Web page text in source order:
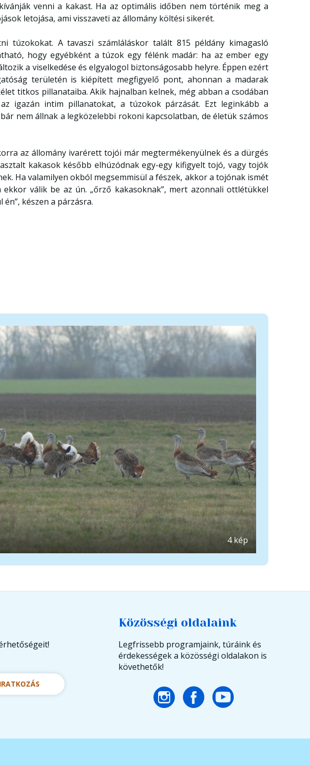
venni a kakast. Ha az optimális időben nem történik meg a
letojása, ami visszaveti az állomány költési sikerét.
túzokokat. A tavaszi számláláskor talált 815 példány kimagasló
hogy egyébként a túzok egy félénk madár: ha az ember egy
a viselkedése és elgyalogol biztonságosabb helyre. Éppen ezért
területén is kiépített megfigyelő pont, ahonnan a madarak
titkos pillanataiba. Akik hajnalban kelnek, még abban a csodában
igazán intim pillanatokat, a túzokok párzását. Ezt leginkább a
nem állnak a legközelebbi rokoni kapcsolatban, de életük számos
az állomány ivarérett tojói már megtermékenyülnek és a dürgés
kakasok később elhúzódnak egy-egy kifigyelt tojó, vagy tojók
Ha valamilyen okból megsemmisül a fészek, akkor a tojónak ismét
válik be az ún. „őrző kakasoknak”, mert azonnali ottlétükkel
készen a párzásra.
4 kép
Közösségi oldalaink
Legfrissebb programjaink, túráink és
érdekességek a közösségi oldalakon is
követhetők!